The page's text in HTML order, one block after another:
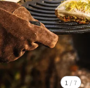
1 / 7